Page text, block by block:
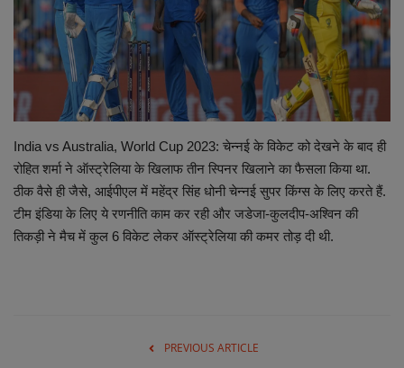
छत्तीसगढ़ इतिहास
India vs Australia, World Cup 2023: चेन्नई के विकेट को देखने के बाद ही
रोहित शर्मा ने ऑस्ट्रेलिया के खिलाफ तीन स्पिनर खिलाने का फैसला किया था.
ठीक वैसे ही जैसे, आईपीएल में महेंद्र सिंह धोनी चेन्नई सुपर किंग्स के लिए करते हैं.
टीम इंडिया के लिए ये रणनीति काम कर रही और जडेजा-कुलदीप-अश्विन की
तिकड़ी ने मैच में कुल 6 विकेट लेकर ऑस्ट्रेलिया की कमर तोड़ दी थी.
PREVIOUS ARTICLE